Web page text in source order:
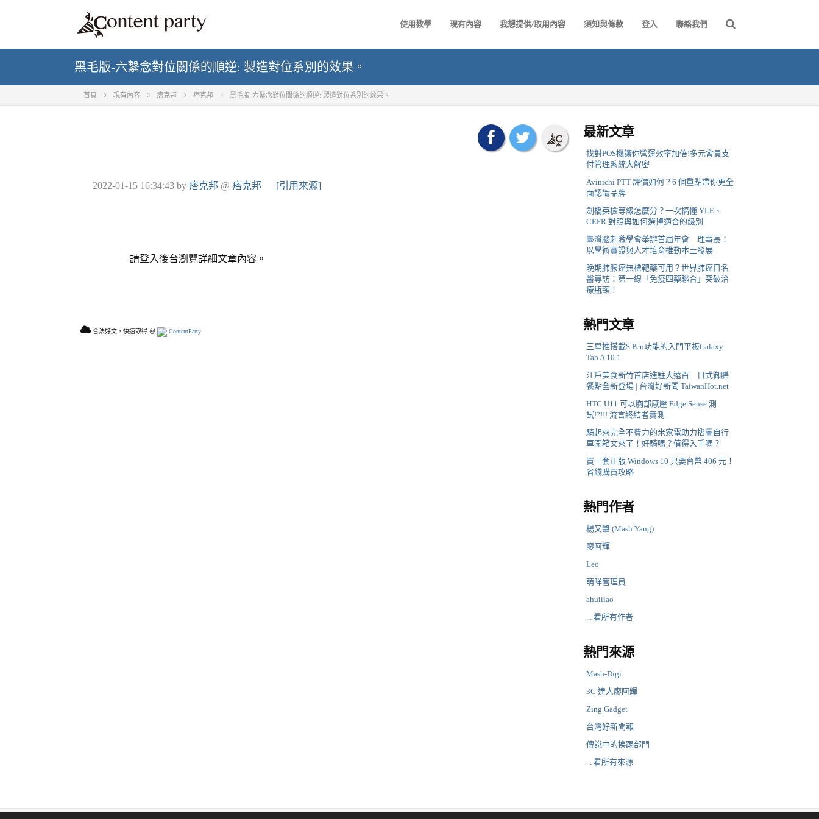
使用教學 現有內容 我想提供/取用內容 須知與條款 登入 聯絡我們
黑毛版-六繫念對位關係的順逆: 製造對位系別的效果。
首頁 現有內容 痞克邦 痞克邦 黑毛版-六繫念對位關係的順逆: 製造對位系別的效果。
2022-01-15 16:34:43 by 痞克邦 @ 痞克邦 [引用來源]
請登入後台瀏覽詳細文章內容。
合法好文，快速取得 ＠ ContentParty
最新文章
找對POS機讓你營運效率加倍!多元會員支
付管理系統大解密
Avinichi PTT 評價如何？6 個重點帶你更全
面認識品牌
劍橋英檢等級怎麼分？一次搞懂 YLE、
CEFR 對照與如何選擇適合的級別
臺灣腦刺激學會舉辦首屆年會 理事長：
以學術實證與人才培育推動本土發展
晚期肺腺癌無標靶藥可用？世界肺癌日名
醫專訪：第一線「免疫四藥聯合」突破治
療瓶頸！
熱門文章
三星推搭載S Pen功能的入門平板Galaxy
Tab A 10.1
江戶美食新竹首店進駐大遠百 日式御膳
餐點全新登場 | 台灣好新聞 TaiwanHot.net
HTC U11 可以胸部感壓 Edge Sense 測
試!?!!! 流言終結者實測
騎起來完全不費力的米家電助力摺疊自行
車開箱文來了！好騎嗎？值得入手嗎？
買一套正版 Windows 10 只要台幣 406 元！
省錢購買攻略
熱門作者
楊又肇 (Mash Yang)
廖阿輝
Leo
萌咩管理員
ahuiliao
... 看所有作者
熱門來源
Mash-Digi
3C 達人廖阿輝
Zing Gadget
台灣好新聞報
傳說中的挨踢部門
... 看所有來源